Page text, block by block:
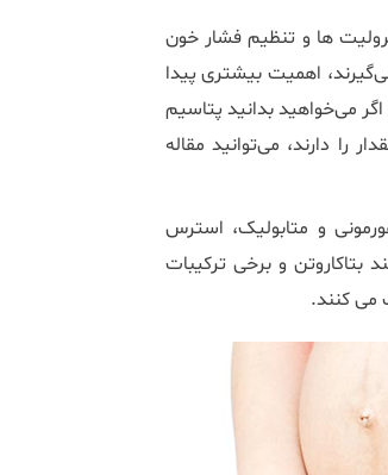
ها و تنظیم فشار خون
اهمیت بیشتری پیدا
می‌خواهید بدانید پتاسیم
را دارند، می‌توانید مقاله
و متابولیک، استرس
بتاکاروتن و برخی ترکیبات
می‌ کنند.